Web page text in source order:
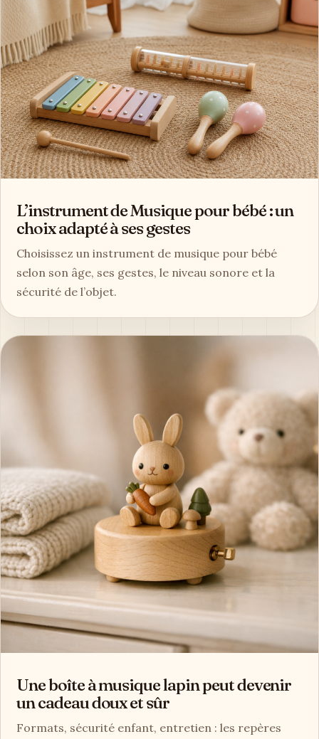
L’instrument de Musique pour bébé : un
choix adapté à ses gestes
Choisissez un instrument de musique pour bébé
selon son âge, ses gestes, le niveau sonore et la
sécurité de l’objet.
Une boîte à musique lapin peut devenir
un cadeau doux et sûr
Formats, sécurité enfant, entretien : les repères